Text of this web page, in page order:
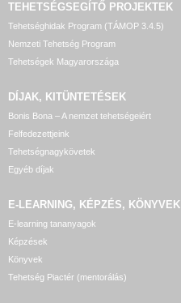
TEHETSÉGSEGÍTŐ PROJEKTEK
Tehetséghidak Program (TÁMOP 3.4.5)
Nemzeti Tehetség Program
Tehetségek Magyarországa
DÍJAK, KITÜNTETÉSEK
Bonis Bona – A nemzet tehetségeiért
Felfedezettjeink
Tehetségnagykövetek
Egyéb díjak
E-LEARNING, KÉPZÉS, KÖNYVEK
E-learning tananyagok
Képzések
Könyvek
Tehetség Piactér (mentorálás)